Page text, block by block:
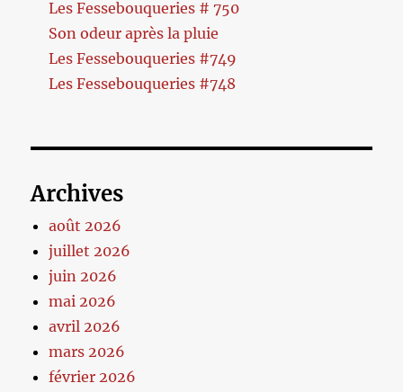
Les Fessebouqueries # 750
Son odeur après la pluie
Les Fessebouqueries #749
Les Fessebouqueries #748
Archives
août 2026
juillet 2026
juin 2026
mai 2026
avril 2026
mars 2026
février 2026